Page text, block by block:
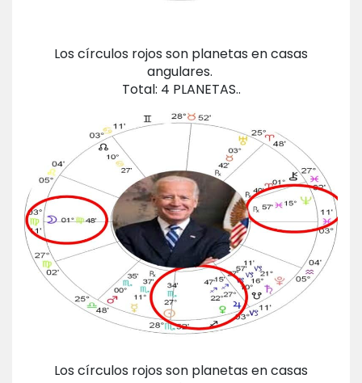
Los círculos rojos son planetas en casas
angulares.
Total: 4 PLANETAS..
Los círculos rojos son planetas en casas